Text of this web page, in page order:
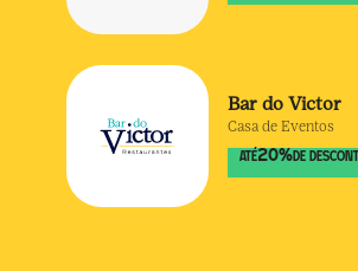
Bar do Victor
Casa de Eventos
ATÉ20% DE